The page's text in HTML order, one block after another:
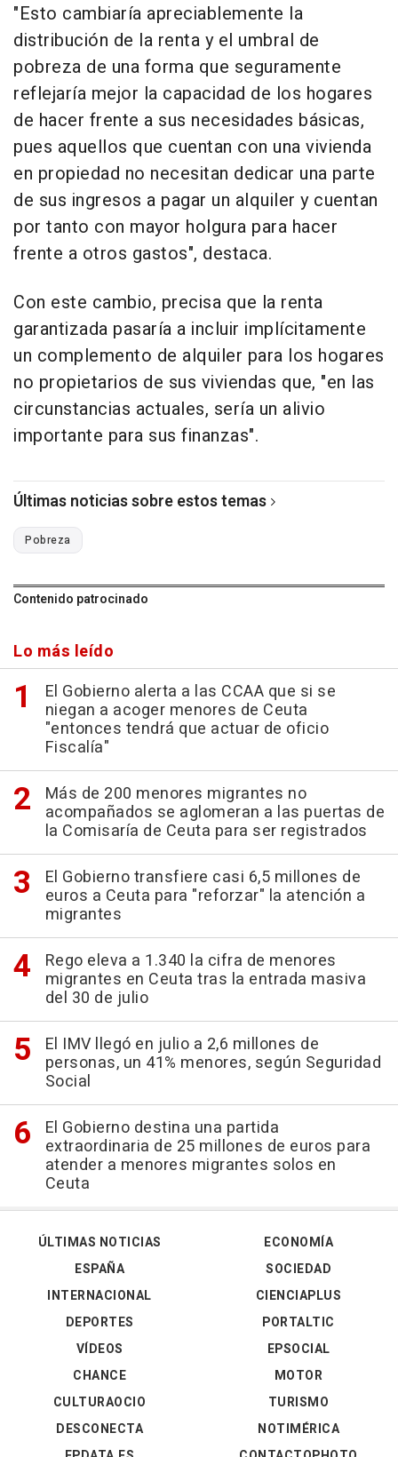
"Esto cambiaría apreciablemente la
distribución de la renta y el umbral de
pobreza de una forma que seguramente
reflejaría mejor la capacidad de los hogares
de hacer frente a sus necesidades básicas,
pues aquellos que cuentan con una vivienda
en propiedad no necesitan dedicar una parte
de sus ingresos a pagar un alquiler y cuentan
por tanto con mayor holgura para hacer
frente a otros gastos", destaca.
Con este cambio, precisa que la renta
garantizada pasaría a incluir implícitamente
un complemento de alquiler para los hogares
no propietarios de sus viviendas que, "en las
circunstancias actuales, sería un alivio
importante para sus finanzas".
Últimas noticias sobre estos temas
Pobreza
Contenido patrocinado
Lo más leído
El Gobierno alerta a las CCAA que si se
niegan a acoger menores de Ceuta
"entonces tendrá que actuar de oficio
Fiscalía"
Más de 200 menores migrantes no
acompañados se aglomeran a las puertas de
la Comisaría de Ceuta para ser registrados
El Gobierno transfiere casi 6,5 millones de
euros a Ceuta para "reforzar" la atención a
migrantes
Rego eleva a 1.340 la cifra de menores
migrantes en Ceuta tras la entrada masiva
del 30 de julio
El IMV llegó en julio a 2,6 millones de
personas, un 41% menores, según Seguridad
Social
El Gobierno destina una partida
extraordinaria de 25 millones de euros para
atender a menores migrantes solos en
Ceuta
ÚLTIMAS NOTICIAS
ESPAÑA
INTERNACIONAL
DEPORTES
VÍDEOS
ECONOMÍA
SOCIEDAD
CIENCIAPLUS
PORTALTIC
EPSOCIAL
CHANCE
CULTURAOCIO
DESCONECTA
MOTOR
TURISMO
NOTIMÉRICA